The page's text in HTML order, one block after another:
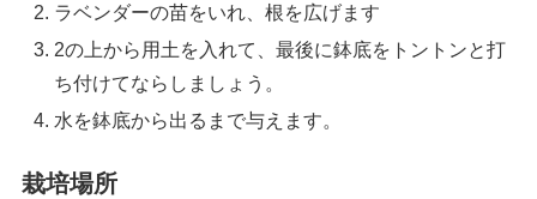
ラベンダーの苗をいれ、根を広げます
2の上から用土を入れて、最後に鉢底をトントンと打
ち付けてならしましょう。
水を鉢底から出るまで与えます。
栽培場所